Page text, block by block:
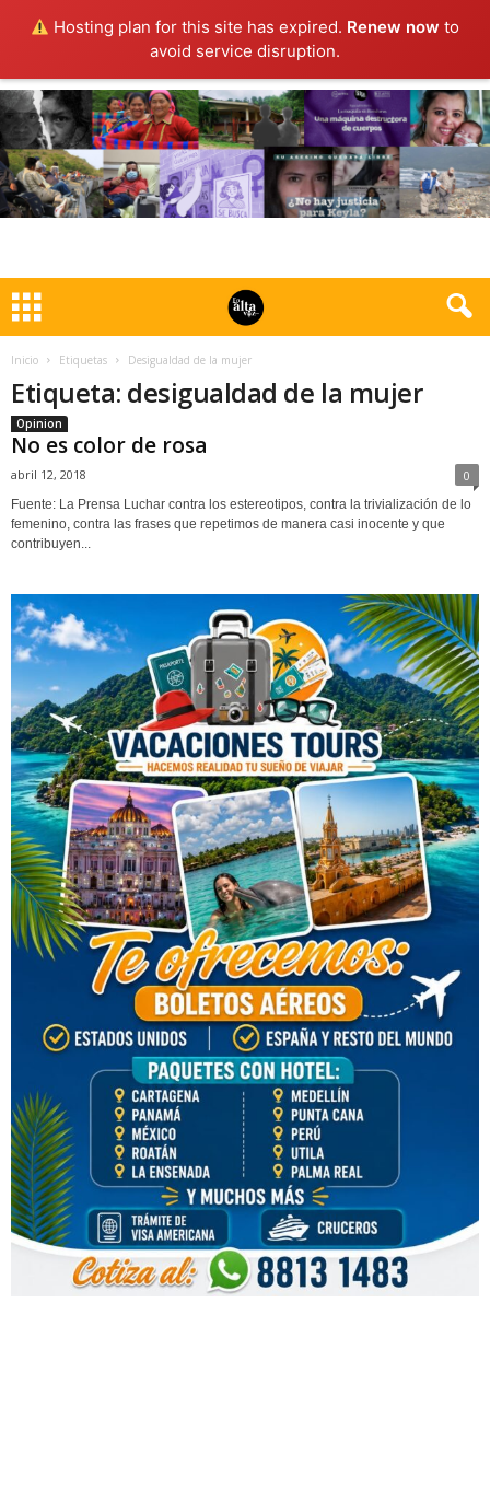
Hosting plan for this site has expired. Renew now to
avoid service disruption.
Inicio Etiquetas Desigualdad de la mujer
Etiqueta: desigualdad de la mujer
Opinion
No es color de rosa
abril 12, 2018 0
Fuente: La Prensa Luchar contra los estereotipos, contra la trivialización de lo
femenino, contra las frases que repetimos de manera casi inocente y que
contribuyen...